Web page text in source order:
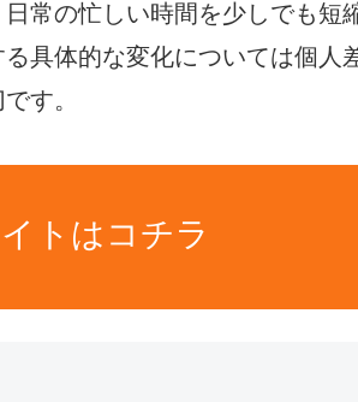
常の忙しい時間を少しでも短
具体的な変化については個人
す。
トはコチラ